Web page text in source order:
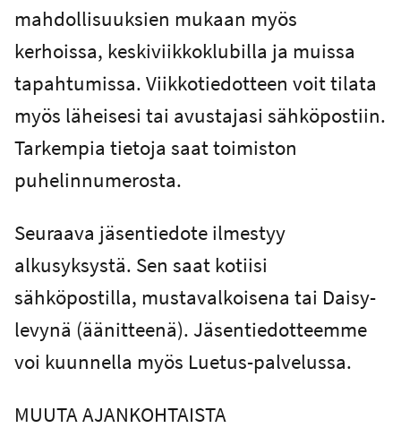
mahdollisuuksien mukaan myös
kerhoissa, keskiviikkoklubilla ja muissa
tapahtumissa. Viikkotiedotteen voit tilata
myös läheisesi tai avustajasi sähköpostiin.
Tarkempia tietoja saat toimiston
puhelinnumerosta.
Seuraava jäsentiedote ilmestyy
alkusyksystä. Sen saat kotiisi
sähköpostilla, mustavalkoisena tai Daisy-
levynä (äänitteenä). Jäsentiedotteemme
voi kuunnella myös Luetus-palvelussa.
MUUTA AJANKOHTAISTA